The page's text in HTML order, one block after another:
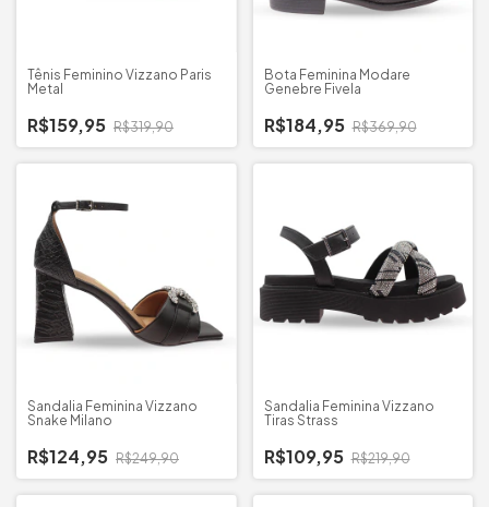
Tênis Feminino Vizzano Paris
Metal
R$159,95 R$319,90
Bota Feminina Modare
Genebre Fivela
R$184,95 R$369,90
Sandalia Feminina Vizzano
Snake Milano
R$124,95 R$249,90
Sandalia Feminina Vizzano
Tiras Strass
R$109,95 R$219,90